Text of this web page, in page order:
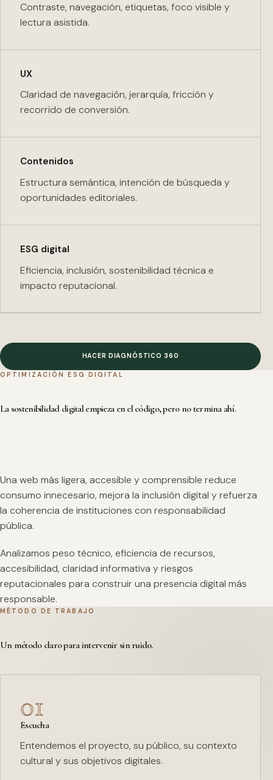
Contraste, navegación, etiquetas, foco visible y
lectura asistida.
UX
Claridad de navegación, jerarquía, fricción y
recorrido de conversión.
Contenidos
Estructura semántica, intención de búsqueda y
oportunidades editoriales.
ESG digital
Eficiencia, inclusión, sostenibilidad técnica e
impacto reputacional.
HACER DIAGNÓSTICO 360
OPTIMIZACIÓN ESG DIGITAL
La sostenibilidad digital empieza en el código, pero no termina ahí.
Una web más ligera, accesible y comprensible reduce
consumo innecesario, mejora la inclusión digital y refuerza
la coherencia de instituciones con responsabilidad
pública.
Analizamos peso técnico, eficiencia de recursos,
accesibilidad, claridad informativa y riesgos
reputacionales para construir una presencia digital más
responsable.
MÉTODO DE TRABAJO
Un método claro para intervenir sin ruido.
01
Escucha
Entendemos el proyecto, su público, su contexto
cultural y sus objetivos digitales.